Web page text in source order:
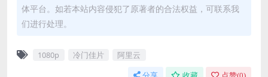
体平台。如若本站内容侵犯了原著者的合法权益，可联系我
们进行处理。
1080p 冷门佳片 阿里云